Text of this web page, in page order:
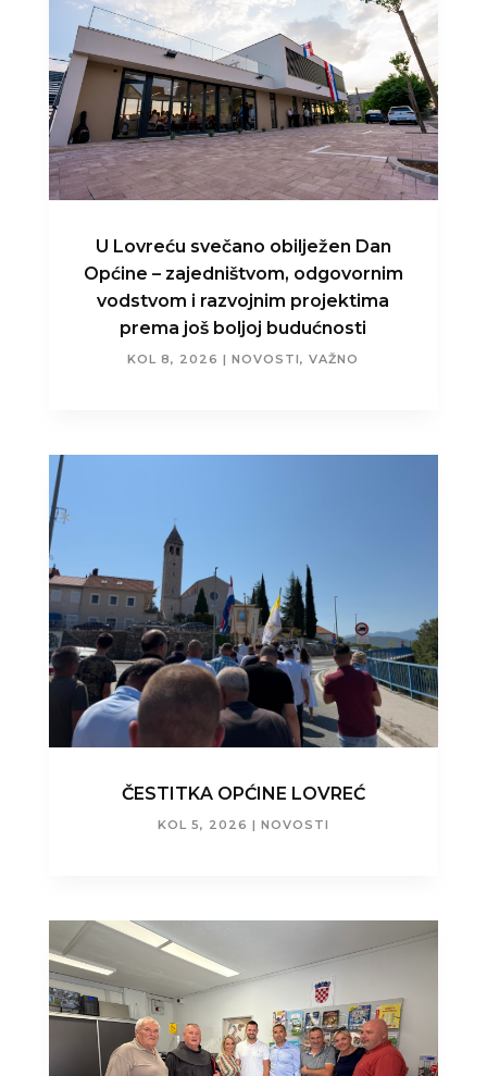
U Lovreću svečano obilježen Dan
Općine – zajedništvom, odgovornim
vodstvom i razvojnim projektima
prema još boljoj budućnosti
KOL 8, 2026 |NOVOSTI,VAŽNO
ČESTITKA OPĆINE LOVREĆ
KOL 5, 2026 | NOVOSTI